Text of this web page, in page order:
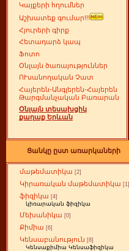
Կայքերի հղումներ
Աշխատեք գումար!!!
Հյուրերի գիրք
Հետադարձ կապ
Ֆոտո
Օնլայն ծառայություններ
ՈՒսանողական Չատ
Հայերեն-Անգլերեն-Հայերեն
Թարգմանչական Բառարան
Օնլայն տեսախցիկ
քաղաք Երևան
Ցանկը ըստ առարկաների
մաթեմատիկա [2]
Կիրառական մաթեմատիկա [1]
ֆիզիկա [4]
կիռարական ֆիզիկա
Մեխանիկա [0]
Քիմիա [6]
Կենսաբանություն [8]
Կենսաքիմիա Կենսաֆիզիկա